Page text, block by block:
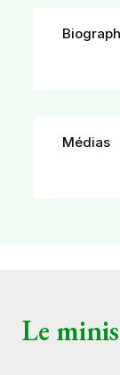
Médias
Le